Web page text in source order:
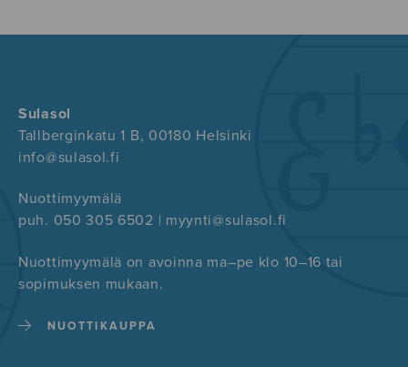
Sulasol
Tallberginkatu 1 B, 00180 Helsinki
info@sulasol.fi
Nuottimyymälä
puh. 050 305 6502 | myynti@sulasol.fi
Nuottimyymälä on avoinna ma–pe klo 10–16 tai
sopimuksen mukaan.
NUOTTIKAUPPA